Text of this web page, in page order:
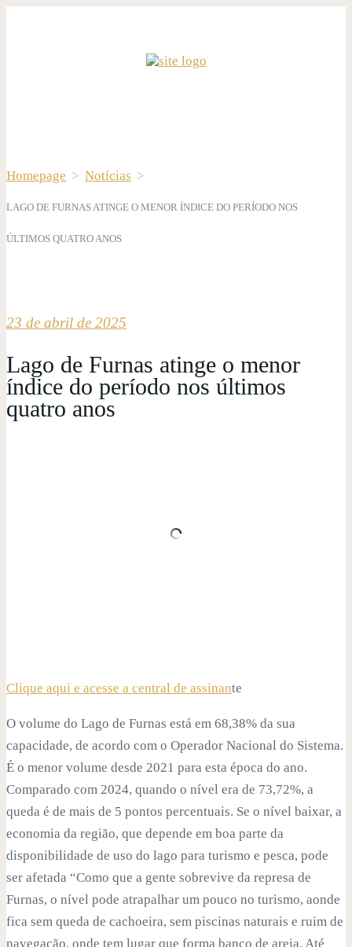
Homepage > Notícias >
LAGO DE FURNAS ATINGE O MENOR ÍNDICE DO PERÍODO NOS
ÚLTIMOS QUATRO ANOS
23 de abril de 2025
Lago de Furnas atinge o menor
índice do período nos últimos
quatro anos
Clique aqui e acesse a central de assinante
O volume do Lago de Furnas está em 68,38% da sua
capacidade, de acordo com o Operador Nacional do Sistema.
É o menor volume desde 2021 para esta época do ano.
Comparado com 2024, quando o nível era de 73,72%, a
queda é de mais de 5 pontos percentuais. Se o nível baixar, a
economia da região, que depende em boa parte da
disponibilidade de uso do lago para turismo e pesca, pode
ser afetada “Como que a gente sobrevive da represa de
Furnas, o nível pode atrapalhar um pouco no turismo, aonde
fica sem queda de cachoeira, sem piscinas naturais e ruim de
navegação, onde tem lugar que forma banco de areia. Até